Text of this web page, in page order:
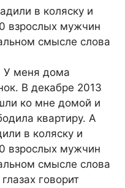
в коляску и
взрослых мужчин
смысле слова
У меня дома
В декабре 2013
ко мне домой и
квартиру. А
в коляску и
взрослых мужчин
смысле слова
говорит